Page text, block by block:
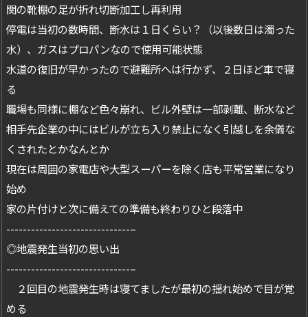
関の靴棚の足が折れ切断加工し再利用
停電は当初の数時間、断水は１日くらい？（以後数日は濁った
水）、ガスはプロパンなので使用可能状態
水道の復旧が早かったので避難所へは行かず、２日ほど車で寝
る
職場も同様に棚など色々崩れ、ビル外壁は一部剥離、断水など
相手先企業の中にはビルが立ち入り禁止になく引越しを余儀な
くされたとかなんとか
現在は周囲の家電店や大型スーパーを除く店も平常営業になり
始め
家の片付けと次に備えての準備も終わりひと段落中
------------------------------–
◎地震発生当初の思い出
------------------------------–
２回目の地震発生時は寝てましたが最初の揺れ始めで目が覚
める